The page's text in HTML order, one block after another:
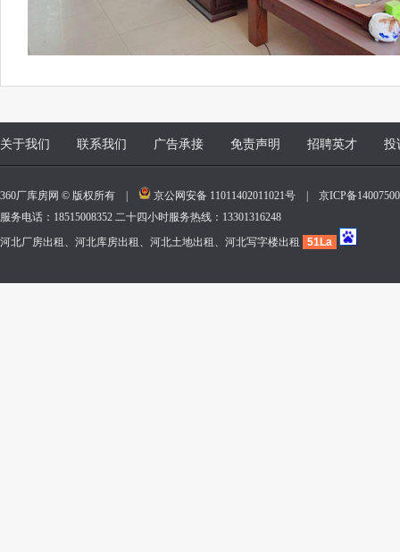
关于我们 联系我们 广告承接 免责声明 招聘英才 投
360厂库房网 © 版权所有 | 京公网安备 11011402011021号
京ICP备
服务电话：18515008352 二十四小时服务热线：13301316248
河北厂房出租、河北库房出租、河北土地出租、河北写字楼出租
51La